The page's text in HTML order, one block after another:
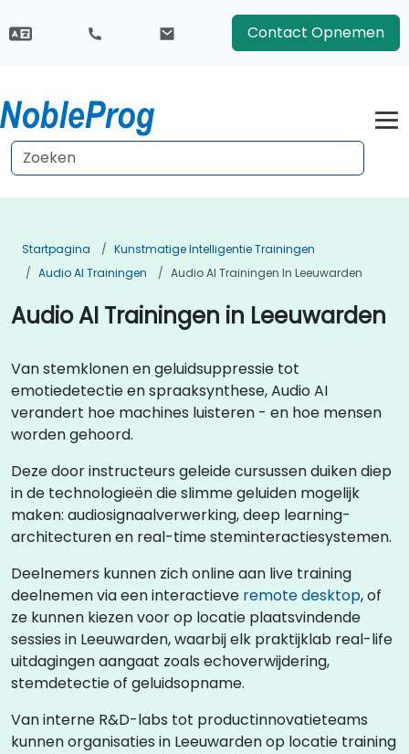
Contact Opnemen
Startpagina
Kunstmatige Intelligentie Trainingen
Audio AI Trainingen
Audio AI Trainingen In Leeuwarden
Audio AI Trainingen in Leeuwarden
Van stemklonen en geluidsuppressie tot
emotiedetectie en spraaksynthese, Audio AI
verandert hoe machines luisteren - en hoe mensen
worden gehoord.
Deze door instructeurs geleide cursussen duiken diep
in de technologieën die slimme geluiden mogelijk
maken: audiosignaalverwerking, deep learning-
architecturen en real-time steminteractiesystemen.
Deelnemers kunnen zich online aan live training
deelnemen via een interactieve remote desktop, of
ze kunnen kiezen voor op locatie plaatsvindende
sessies in Leeuwarden, waarbij elk praktijklab real-life
uitdagingen aangaat zoals echoverwijdering,
stemdetectie of geluidsopname.
Van interne R&D-labs tot productinnovatieteams
kunnen organisaties in Leeuwarden op locatie training